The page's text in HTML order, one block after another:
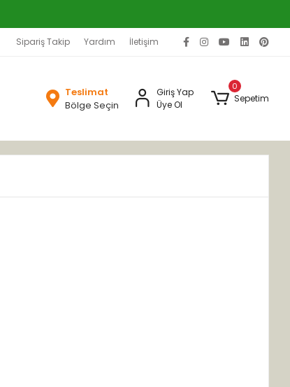
Sipariş Takip Yardım İletişim
Teslimat
Bölge Seçin
Giriş Yap
Üye Ol
0
Sepetim